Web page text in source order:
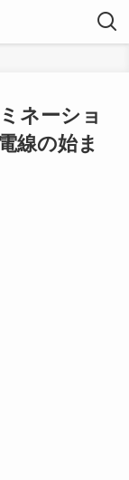
ネーショ
線の始ま